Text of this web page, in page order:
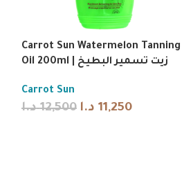
Carrot Sun Watermelon Tanning
Oil 200ml | زيت تسمير البطيخ
Carrot Sun
12,500 د.ا 11,250 د.ا